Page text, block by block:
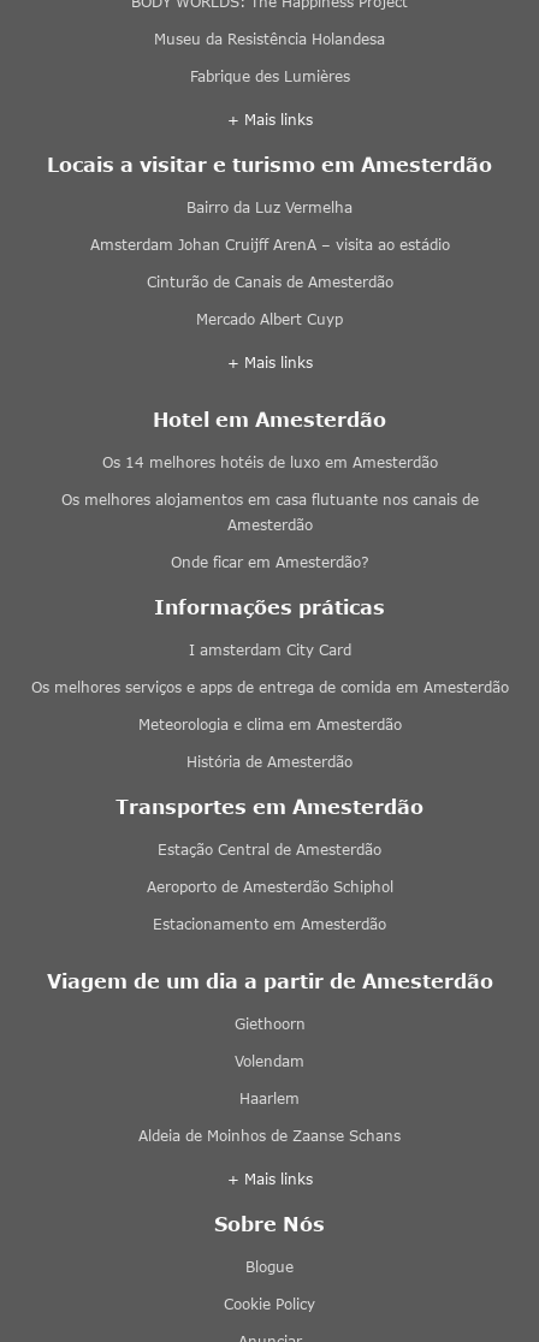
Museu da Resistência Holandesa
Fabrique des Lumières
+ Mais links
Locais a visitar e turismo em Amesterdão
Bairro da Luz Vermelha
Amsterdam Johan Cruijff ArenA – visita ao estádio
Cinturão de Canais de Amesterdão
Mercado Albert Cuyp
+ Mais links
Hotel em Amesterdão
Os 14 melhores hotéis de luxo em Amesterdão
Os melhores alojamentos em casa flutuante nos canais de
Amesterdão
Onde ficar em Amesterdão?
Informações práticas
I amsterdam City Card
Os melhores serviços e apps de entrega de comida em Amesterdão
Meteorologia e clima em Amesterdão
História de Amesterdão
Transportes em Amesterdão
Estação Central de Amesterdão
Aeroporto de Amesterdão Schiphol
Estacionamento em Amesterdão
Viagem de um dia a partir de Amesterdão
Giethoorn
Volendam
Haarlem
Aldeia de Moinhos de Zaanse Schans
+ Mais links
Sobre Nós
Blogue
Cookie Policy